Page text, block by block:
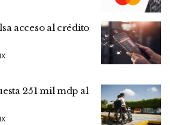
acceso al crédito
251 mil mdp al